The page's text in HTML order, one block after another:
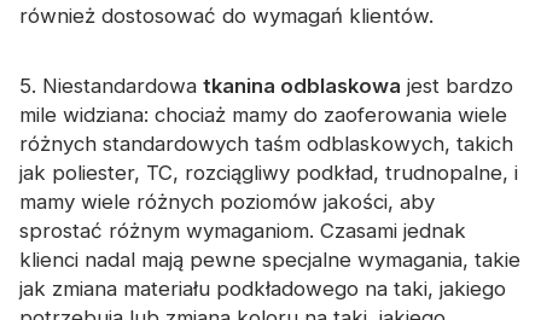
również dostosować do wymagań klientów.
5. Niestandardowa tkanina odblaskowa jest bardzo
mile widziana: chociaż mamy do zaoferowania wiele
różnych standardowych taśm odblaskowych, takich
jak poliester, TC, rozciągliwy podkład, trudnopalne, i
mamy wiele różnych poziomów jakości, aby
sprostać różnym wymaganiom. Czasami jednak
klienci nadal mają pewne specjalne wymagania, takie
jak zmiana materiału podkładowego na taki, jakiego